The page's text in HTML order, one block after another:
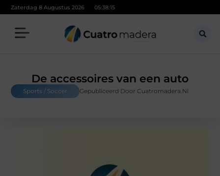
Zaterdag 8 Augustus 2026 05:38:16
De accessoires van een auto
Sports / Soccer Gepubliceerd Door Cuatromadera.nl